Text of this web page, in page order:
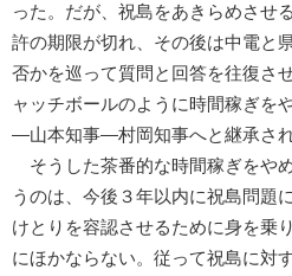
った。だが、祝島をあきらめさせ
許の期限が切れ、その後は中電と
否かを巡って質問と回答を往復さ
ャッチボールのように時間稼ぎを
―山本知事―村岡知事へと継承され
そうした茶番的な時間稼ぎをや
うのは、今後３年以内に祝島問題
けとりを容認させるために身を乗
にほかならない。従って祝島に対